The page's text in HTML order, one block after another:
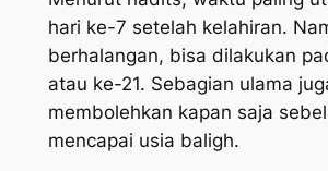
hari ke-7 setelah kelahiran.
berhalangan, bisa dilakukan
atau ke-21. Sebagian ulama
membolehkan kapan saja
mencapai usia baligh.